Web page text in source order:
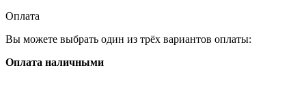
Оплата
Вы можете выбрать один из трёх вариантов оплаты:
Оплата наличными